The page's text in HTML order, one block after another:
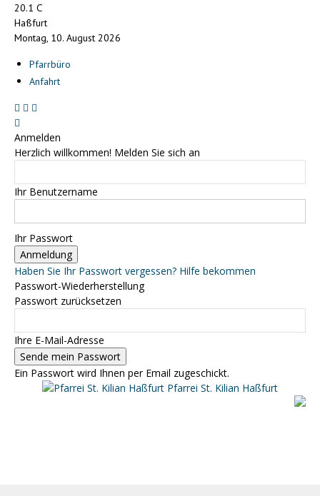
20.1 C
Haßfurt
Montag, 10. August 2026
Pfarrbüro
Anfahrt
Anmelden
Herzlich willkommen! Melden Sie sich an
Ihr Benutzername
Ihr Passwort
Haben Sie Ihr Passwort vergessen? Hilfe bekommen
Passwort-Wiederherstellung
Passwort zurücksetzen
Ihre E-Mail-Adresse
Ein Passwort wird Ihnen per Email zugeschickt.
Pfarrei St. Kilian Haßfurt